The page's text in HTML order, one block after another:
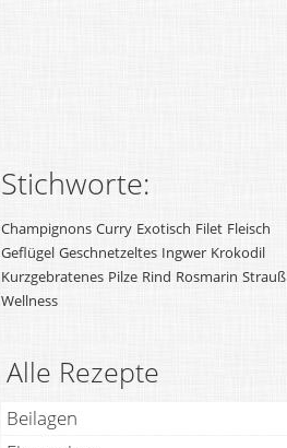
Stichworte:
Champignons Curry Exotisch Filet Fleisch
Geflügel Geschnetzeltes Ingwer Krokodil
Kurzgebratenes Pilze Rind Rosmarin Strauß
Wellness
Alle Rezepte
Beilagen